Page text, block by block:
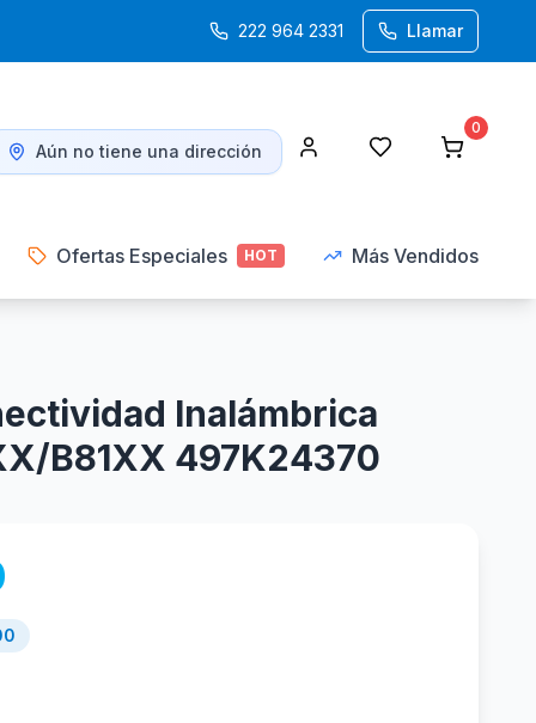
222 964 2331 Llamar
Aún no tiene una dirección
0
Ofertas Especiales HOT Más Vendidos
Inalámbrica
B81XX 497K24370